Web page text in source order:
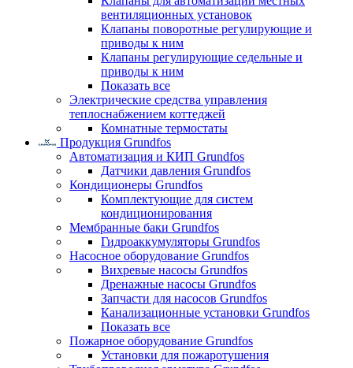
вентиляционных установок
Клапаны поворотные регулирующие и
приводы к ним
Клапаны регулирующие седельные и
приводы к ним
Показать все
Электрические средства управления
теплоснабжением коттеджей
Комнатные термостаты
Продукция Grundfos
Автоматизация и КИП Grundfos
Датчики давления Grundfos
Кондиционеры Grundfos
Комплектующие для систем
кондиционирования
Мембранные баки Grundfos
Гидроаккумуляторы Grundfos
Насосное оборудование Grundfos
Вихревые насосы Grundfos
Дренажные насосы Grundfos
Запчасти для насосов Grundfos
Канализационные установки Grundfos
Показать все
Пожарное оборудование Grundfos
Установки для пожаротушения